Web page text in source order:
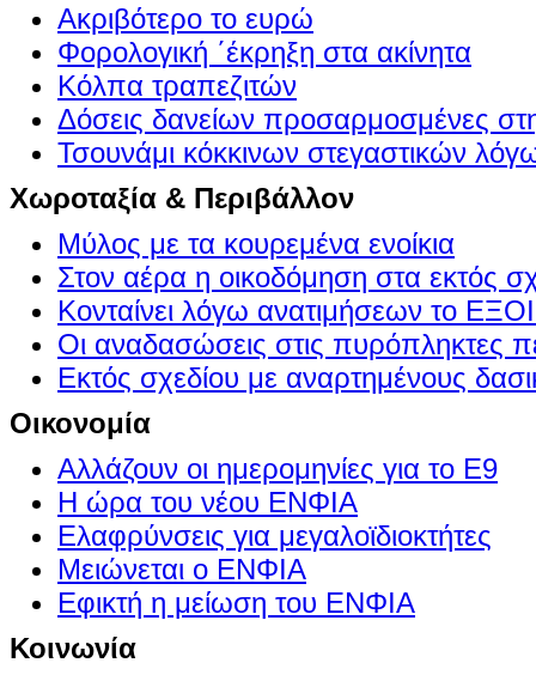
Ακριβότερο το ευρώ
Φορολογική ΄έκρηξη στα ακίνητα
Κόλπα τραπεζιτών
Δόσεις δανείων προσαρμοσμένες
Τσουνάμι κόκκινων στεγαστικών
Χωροταξία & Περιβάλλον
Μύλος με τα κουρεμένα ενοίκια
Στον αέρα η οικοδόμηση στα εκτός
Κονταίνει λόγω ανατιμήσεων το
Οι αναδασώσεις στις πυρόπληκτες
Εκτός σχεδίου με αναρτημένους
Οικονομία
Αλλάζουν οι ημερομηνίες για το Ε9
Η ώρα του νέου ΕΝΦΙΑ
Ελαφρύνσεις για μεγαλοϊδιοκτήτες
Μειώνεται ο ΕΝΦΙΑ
Εφικτή η μείωση του ΕΝΦΙΑ
Κοινωνία